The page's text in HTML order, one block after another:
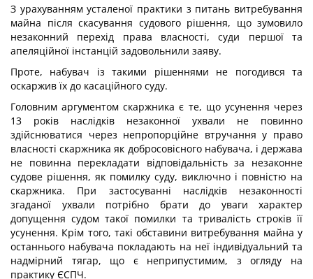
З урахуванням усталеної практики з питань витребування
майна після скасування судового рішення, що зумовило
незаконний перехід права власності, суди першої та
апеляційної інстанцій задовольнили заяву.
Проте, набувач із такими рішеннями не погодився та
оскаржив їх до касаційного суду.
Головним аргументом скаржника є те, що усунення через
13 років наслідків незаконної ухвали не повинно
здійснюватися через непропорційне втручання у право
власності скаржника як добросовісного набувача, і держава
не повинна перекладати відповідальність за незаконне
судове рішення, як помилку суду, виключно і повністю на
скаржника. При застосуванні наслідків незаконності
згаданої ухвали потрібно брати до уваги характер
допущення судом такої помилки та тривалість строків її
усунення. Крім того, такі обставини витребування майна у
останнього набувача покладають на неї індивідуальний та
надмірний тягар, що є неприпустимим, з огляду на
практику ЄСПЧ.